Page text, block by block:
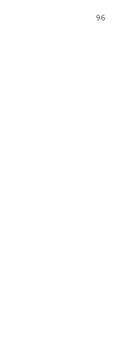
96